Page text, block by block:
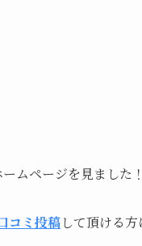
ムページを見ました
コミ投稿して頂ける